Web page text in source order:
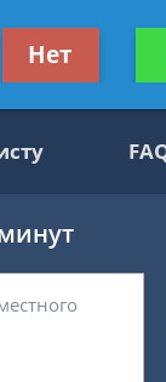
Получите
Нет